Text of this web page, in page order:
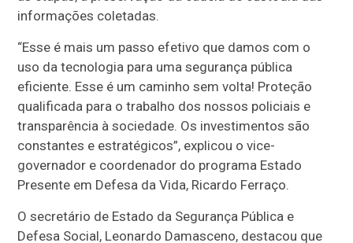
informações coletadas.
“Esse é mais um passo efetivo que damos com o
uso da tecnologia para uma segurança pública
eficiente. Esse é um caminho sem volta! Proteção
qualificada para o trabalho dos nossos policiais e
transparência à sociedade. Os investimentos são
constantes e estratégicos”, explicou o vice-
governador e coordenador do programa Estado
Presente em Defesa da Vida, Ricardo Ferraço.
O secretário de Estado da Segurança Pública e
Defesa Social, Leonardo Damasceno, destacou que